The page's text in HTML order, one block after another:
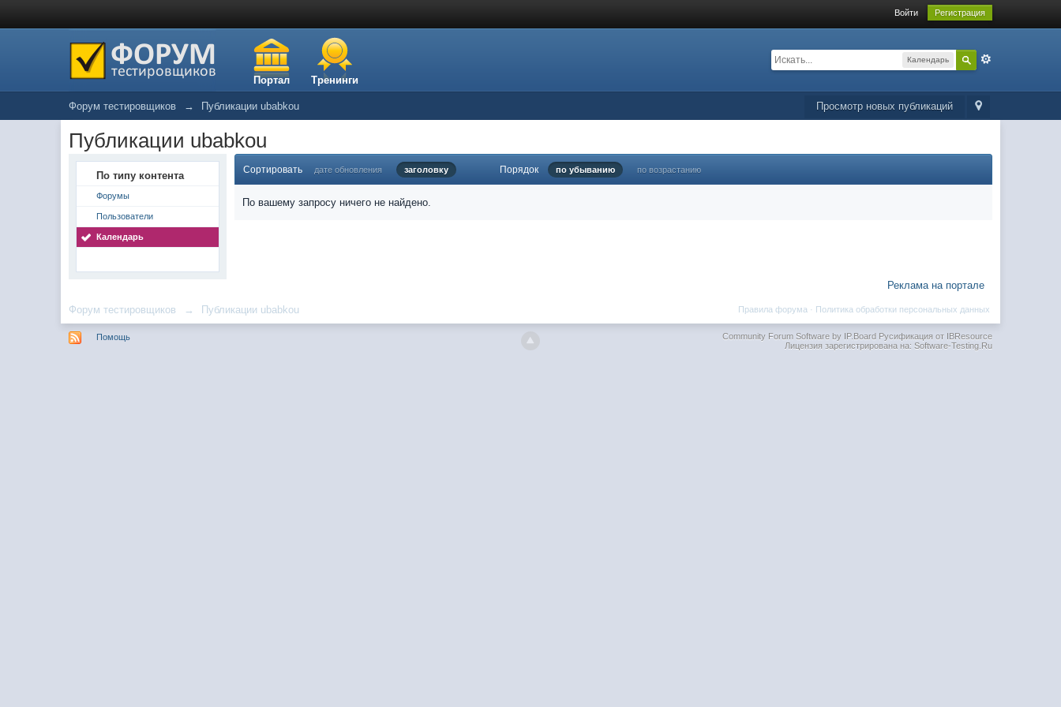
Войти Регистрация
Портал Тренинги
Календарь
Просмотр новых публикаций
Форум тестировщиков → Публикации ubabkou
Публикации ubabkou
По типу контента
Форумы
Пользователи
Календарь
Сортировать дате обновления заголовку Порядок по убыванию по возрастанию
По вашему запросу ничего не найдено.
Реклама на портале
Форум тестировщиков → Публикации ubabkou Политика обработки персональных данных
Правила форума ·
Помощь Community Forum Software by IP.BoardРусификация от IBResource
Лицензия зарегистрирована на: Software-Testing.Ru